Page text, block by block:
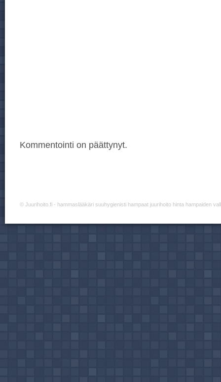
Kommentointi on päättynyt.
© Juurihoito.fi - hammaslääkäri suuhygienisti hampaat juurihoito hinta hampaiden